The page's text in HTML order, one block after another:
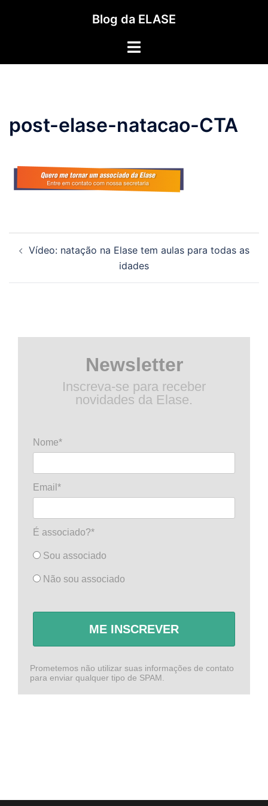
Blog da ELASE
Toggle
post-elase-natacao-CTA
de Vídeo: natação na Elase tem aulas para todas as
idades
Newsletter
Inscreva-se para receber
novidades da Elase.
Nome*
Email*
É associado?*
Sou associado
Não sou associado
ME INSCREVER
Prometemos não utilizar suas informações de contato
para enviar qualquer tipo de SPAM.